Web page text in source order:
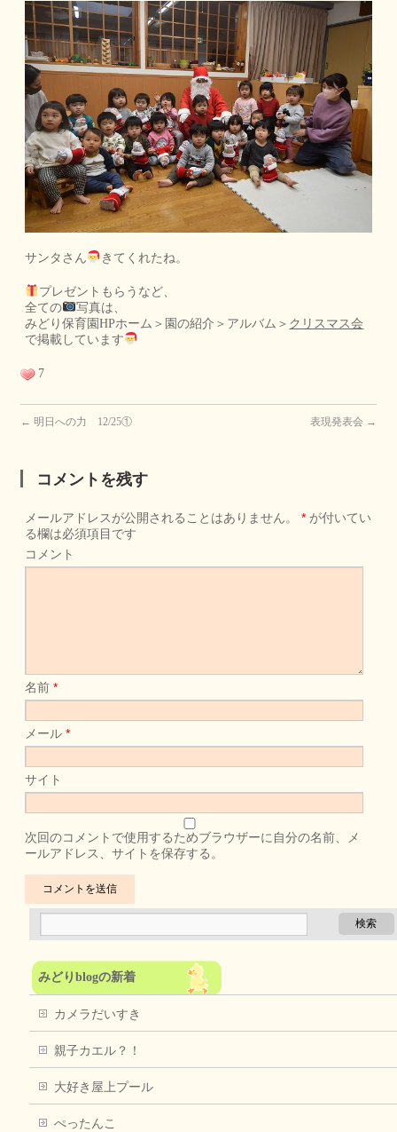
サンタさん きてくれたね。
プレゼントもらうなど、
全ての
写真は、
みどり保育園HPホーム＞園の紹介＞アルバム＞ クリスマス会
で掲載しています
7
← 明日への力 12/25① 表現発表会 →
コメントを残す
メールアドレスが公開されることはありません。 * が付いてい
る欄は必須項目です
コメント
名前*
メール*
サイト
次回のコメントで使用するためブラウザーに自分の名前、メ
ールアドレス、サイトを保存する。
みどりblogの新着
カメラだいすき
親子カエル？！
大好き屋上プール
ぺったんこ